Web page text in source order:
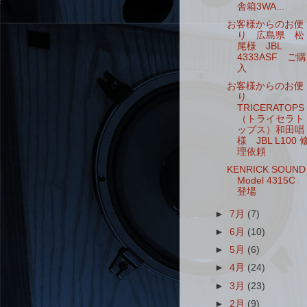
舎箱3WA...
お客様からのお便
り 広島県 松
尾様 JBL
4333ASF ご購
入
お客様からのお便
り
TRICERATOPS
（トライセラト
ップス）和田唱
様 JBL L100
理依頼
KENRICK SOUND
Model 4315C
登場
►7月 (7)
►6月 (10)
►5月 (6)
►4月 (24)
►3月 (23)
► 2月 (9)